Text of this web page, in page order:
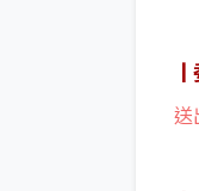
┃
送